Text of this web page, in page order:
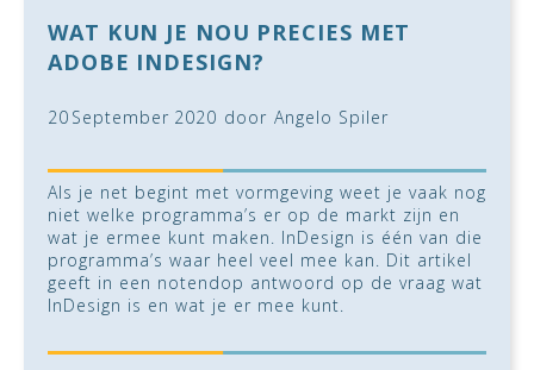
WAT KUN JE NOU PRECIES MET
ADOBE INDESIGN?
20 September 2020 door Angelo Spiler
Als je net begint met vormgeving weet je vaak nog
niet welke programma’s er op de markt zijn en
wat je ermee kunt maken. InDesign is één van die
programma’s waar heel veel mee kan. Dit artikel
geeft in een notendop antwoord op de vraag wat
InDesign is en wat je er mee kunt.